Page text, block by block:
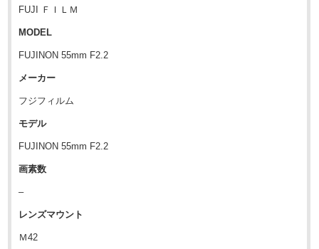
FUJI ＦＩＬＭ
MODEL
FUJINON 55mm F2.2
メーカー
フジフィルム
モデル
FUJINON 55mm F2.2
画素数
–
レンズマウント
Ｍ42